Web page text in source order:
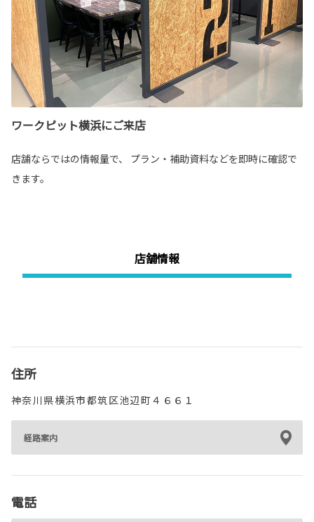
ワークピット横浜にご来店
店舗ならではの情報量で、 プラン・補助資料などを即時に確認で
きます。
店舗情報
住所
神奈川県横浜市都筑区池辺町４６６１
経路案内
電話